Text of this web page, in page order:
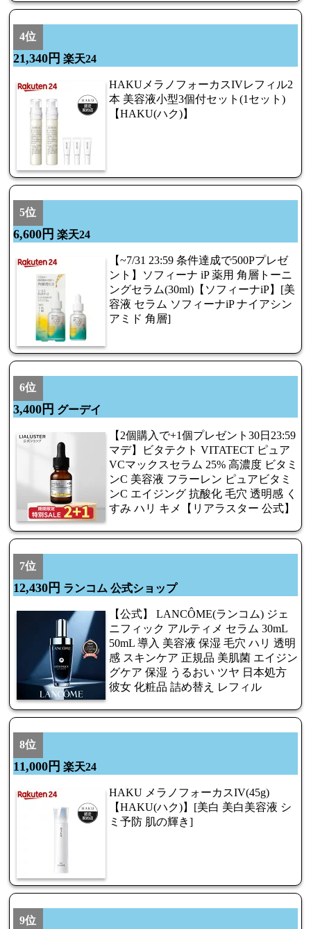
4位
21,340円 楽天24
HAKUメラノフォーカスIVレフィル2
本 美容液小型3個付セット(1セット)
【HAKU(ハク)】
5位
6,600円 楽天24
【~7/31 23:59 条件達成で500Pプレゼ
ント】ソフィーナ iP 薬用 角層トーニ
ングセラム(30ml)【ソフィーナiP】[美
容液 セラム ソフィーナiP ナイアシン
アミド 角層]
6位
3,400円 グーデイ
【2個購入で+1個プレゼント30日23:59
マデ】ビタテクト VITATECT ピュア
VCマックスセラム 25% 高濃度 ビタミ
ンC 美容液 フラーレン ピュアビタミ
ンC エイジング 抗酸化 毛穴 透明感 く
すみ ハリ キメ【リアラスター 公式】
7位
12,430円 ランコム 公式ショップ
【公式】 LANCÔME(ランコム) ジェ
ニフィック アルティメ セラム 30mL
50mL 導入 美容液 保湿 毛穴 ハリ 透明
感 スキンケア 正規品 美肌菌 エイジン
グケア 保湿 うるおい ツヤ 日本処方
彼女 化粧品 詰め替え レフィル
8位
11,000円 楽天24
HAKU メラノフォーカスIV(45g)
【HAKU(ハク)】[美白 美白美容液 シ
ミ予防 肌の輝き]
9位